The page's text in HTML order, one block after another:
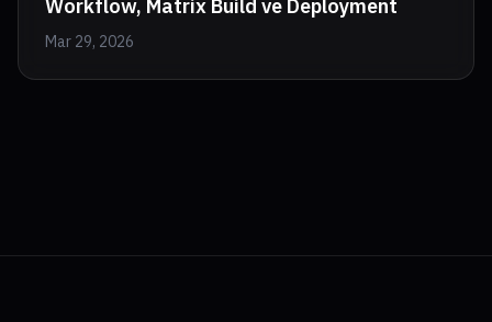
Workflow, Matrix Build ve Deployment
Mar 29, 2026